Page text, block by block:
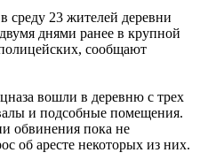
среду 23 жителей деревни
днями ранее в крупной
сообщают
вошли в деревню с трех
и подсобные помещения.
обвинения пока не
об аресте некоторых из них.